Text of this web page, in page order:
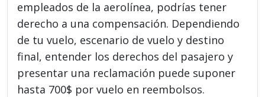
empleados de la aerolínea, podrías tener
derecho a una compensación. Dependiendo
de tu vuelo, escenario de vuelo y destino
final, entender los derechos del pasajero y
presentar una reclamación puede suponer
hasta 700$ por vuelo en reembolsos.